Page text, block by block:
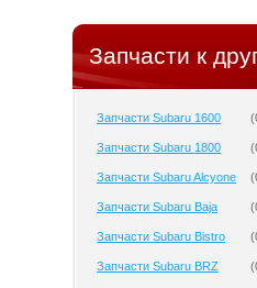
Запчасти к
Запчасти Subaru 1600 (
Запчасти Subaru 1800 (
Запчасти Subaru Alcyone (
Запчасти Subaru Baja (
Запчасти Subaru Bistro (
Запчасти Subaru BRZ (